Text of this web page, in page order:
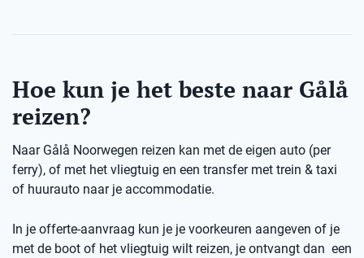
Hoe kun je het beste naar Gålå
reizen?
Naar Gålå Noorwegen reizen kan met de eigen auto (per
ferry), of met het vliegtuig en een transfer met trein & taxi
of huurauto naar je accommodatie.
In je offerte-aanvraag kun je je voorkeuren aangeven of je
met de boot of het vliegtuig wilt reizen, je ontvangt dan een